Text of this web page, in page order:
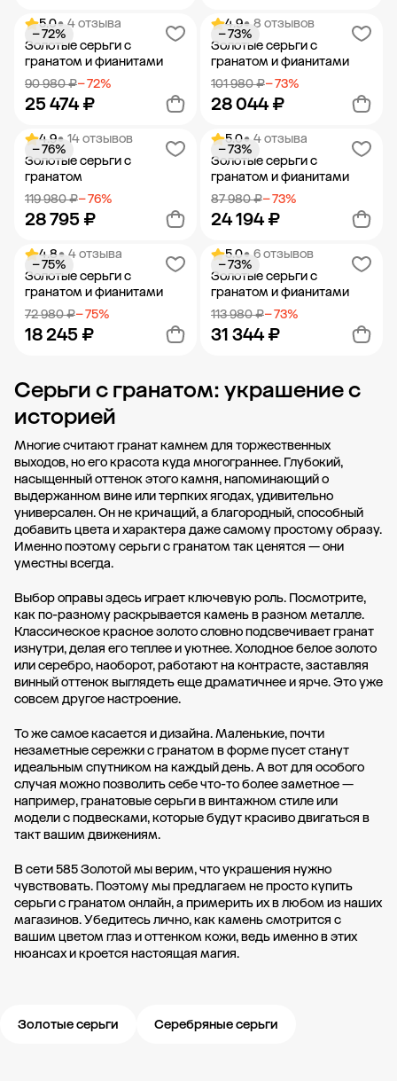
Добавить в корзину Добавить в корзину
5.0• 4 отзыва
Золотые серьги с
гранатом и фианитами
90 980 ₽− 72%
25 474 ₽
− 72%
Добавить в корзину
4.9• 8 отзывов
Золотые серьги с
гранатом и фианитами
101 980 ₽− 73%
28 044 ₽
− 73%
Добавить в корзину
4.9• 14 отзывов
Золотые серьги с
гранатом
119 980 ₽− 76%
28 795 ₽
− 76%
Добавить в корзину
5.0• 4 отзыва
Золотые серьги с
гранатом и фианитами
87 980 ₽− 73%
24 194 ₽
− 73%
Добавить в корзину
4.8• 4 отзыва
Золотые серьги с
гранатом и фианитами
72 980 ₽− 75%
18 245 ₽
− 75%
Добавить в корзину
5.0• 6 отзывов
Золотые серьги с
гранатом и фианитами
113 980 ₽− 73%
31 344 ₽
− 73%
Добавить в корзину
Серьги с гранатом: украшение с
историей
Многие считают гранат камнем для торжественных
выходов, но его красота куда многограннее. Глубокий,
насыщенный оттенок этого камня, напоминающий о
выдержанном вине или терпких ягодах, удивительно
универсален. Он не кричащий, а благородный, способный
добавить цвета и характера даже самому простому образу.
Именно поэтому серьги с гранатом так ценятся — они
уместны всегда.
Выбор оправы здесь играет ключевую роль. Посмотрите,
как по-разному раскрывается камень в разном металле.
Классическое красное золото словно подсвечивает гранат
изнутри, делая его теплее и уютнее. Холодное белое золото
или серебро, наоборот, работают на контрасте, заставляя
винный оттенок выглядеть еще драматичнее и ярче. Это уже
совсем другое настроение.
То же самое касается и дизайна. Маленькие, почти
незаметные сережки с гранатом в форме пусет станут
идеальным спутником на каждый день. А вот для особого
случая можно позволить себе что-то более заметное —
например, гранатовые серьги в винтажном стиле или
модели с подвесками, которые будут красиво двигаться в
такт вашим движениям.
В сети 585 Золотой мы верим, что украшения нужно
чувствовать. Поэтому мы предлагаем не просто купить
серьги с гранатом онлайн, а примерить их в любом из наших
магазинов. Убедитесь лично, как камень смотрится с
вашим цветом глаз и оттенком кожи, ведь именно в этих
нюансах и кроется настоящая магия.
Золотые серьги Серебряные серьги